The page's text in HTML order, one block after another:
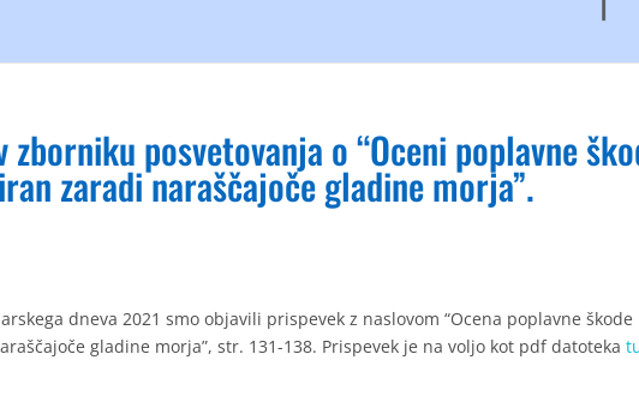
posvetovanja o “Oceni poplavne
zaradi naraščajoče gladine morja”.
dneva 2021 smo objavili prispevek z naslovom “Ocena poplavne škode
gladine morja”, str. 131-138. Prispevek je na voljo kot pdf datoteka